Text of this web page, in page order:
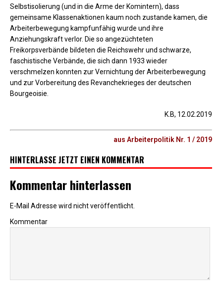
Selbstisolierung (und in die Arme der Komintern), dass
gemeinsame Klassenaktionen kaum noch zustande kamen, die
Arbeiterbewegung kampfunfähig wurde und ihre
Anziehungskraft verlor. Die so angezüchteten
Freikorpsverbände bildeten die Reichswehr und schwarze,
faschistische Verbände, die sich dann 1933 wieder
verschmelzen konnten zur Vernichtung der Arbeiterbewegung
und zur Vorbereitung des Revanchekrieges der deutschen
Bourgeoisie.
K.B, 12.02.2019
aus Arbeiterpolitik Nr. 1 / 2019
HINTERLASSE JETZT EINEN KOMMENTAR
Kommentar hinterlassen
E-Mail Adresse wird nicht veröffentlicht.
Kommentar